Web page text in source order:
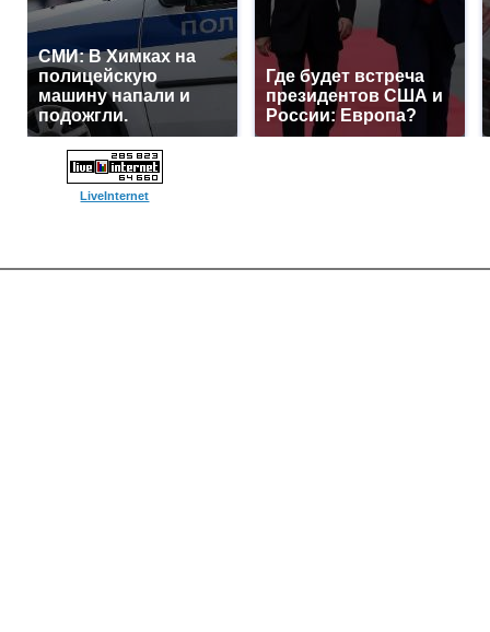
СМИ: В Химках на
полицейскую
машину напали и
подожгли.
Где будет встреча
президентов США и
России: Европа?
LiveInternet